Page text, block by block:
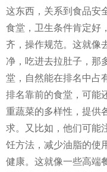
这东西，关系到食品安
食堂，卫生条件肯定好
齐，操作规范。这就像
净，吃进去拉肚子，那
堂，自然能在排名中占
排名靠前的食堂，可能
重蔬菜的多样性，提供
求。又比如，他们可能
饪方法，减少油脂的使
健康。这就像一些高端